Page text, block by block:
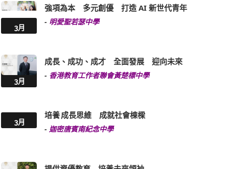
3月
強項為本 多元創優 打造 AI 新世代青年
- 明愛聖若瑟中學
3月
成長、成功、成才 全面發展 迎向未來
- 香港教育工作者聯會黃楚標中學
3月
培養 成長思維 成就社會棟樑
- 迦密唐賓南紀念中學